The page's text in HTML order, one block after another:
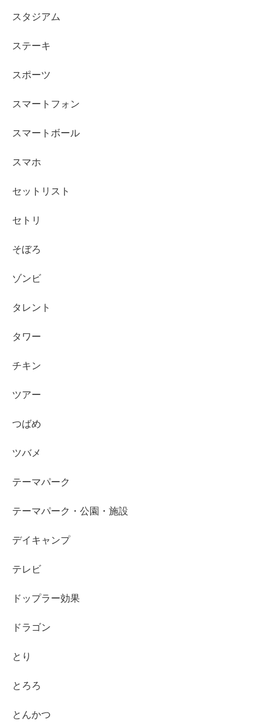
スタジアム
ステーキ
スポーツ
スマートフォン
スマートボール
スマホ
セットリスト
セトリ
そぼろ
ゾンビ
タレント
タワー
チキン
ツアー
つばめ
ツバメ
テーマパーク
テーマパーク・公園・施設
デイキャンプ
テレビ
ドップラー効果
ドラゴン
とり
とろろ
とんかつ